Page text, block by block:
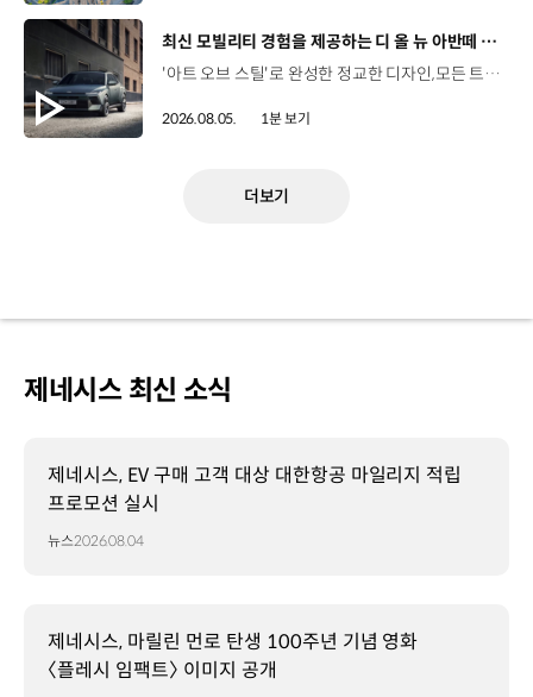
[동영상]
최신 모빌리티 경험을 제공하는 디 올 뉴 아반떼 계약 개시
'아트 오브 스틸'로 완성한 정교한 디자인,모든 트림에 적용된 플레오스 커넥트와 최신 안전·편의 사양까지. 차급 이상의 가치를 담은디 올 뉴 아반떼가 계약을 시작했습니다. #현대자동차 #디올뉴아반떼 #아반떼 #플레오스커넥트 #GleoAI #준중형세단 #세단
2026.08.05. 1분 보기
더보기
제네시스 최신 소식
제네시스, EV 구매 고객 대상 대한항공 마일리지 적립
프로모션 실시
뉴스2026.08.04
제네시스, 마릴린 먼로 탄생 100주년 기념 영화
〈플레시 임팩트〉 이미지 공개